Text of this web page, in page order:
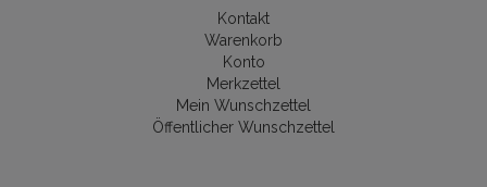
Kontakt
Warenkorb
Konto
Merkzettel
Mein Wunschzettel
Öffentlicher Wunschzettel